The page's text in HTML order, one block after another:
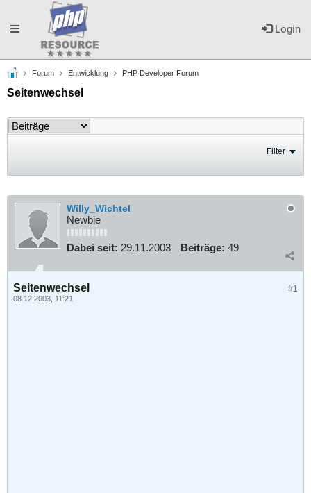
Login
Toggle
navigation
Forum Entwicklung PHP Developer Forum
Seitenwechsel
Filter
Willy_Wichtel
Newbie
Dabei seit: 29.11.2003 Beiträge: 49
#1
Seitenwechsel
08.12.2003, 11:21